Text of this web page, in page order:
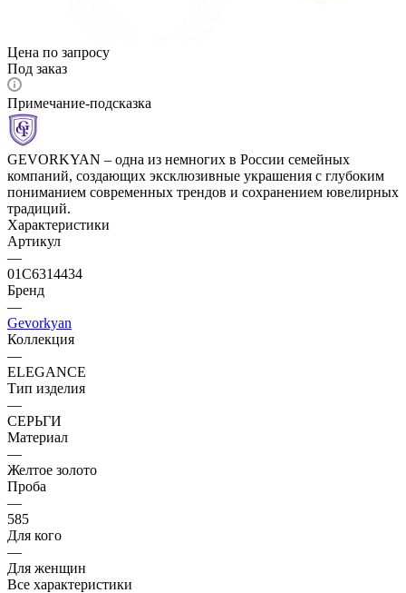
Цена по запросу
Под заказ
Примечание-подсказка
GEVORKYAN – одна из немногих в России семейных
компаний, создающих эксклюзивные украшения с глубоким
пониманием современных трендов и сохранением ювелирных
традиций.
Характеристики
Артикул
—
01С6314434
Бренд
—
Gevorkyan
Коллекция
—
ELEGANCE
Тип изделия
—
СЕРЬГИ
Материал
—
Желтое золото
Проба
—
585
Для кого
—
Для женщин
Все характеристики